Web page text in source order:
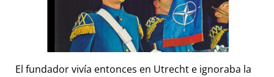
El fundador vivía entonces en Utrecht e ignoraba la